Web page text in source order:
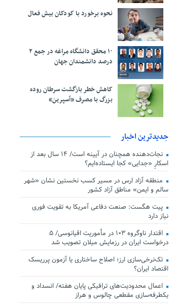
نحوه برخورد با کودکان بیش فعال
۱۰ محقق دانشگاه مراغه در جمع ۲
درصد دانشمندان جهان
کاهش خطر بازگشت سرطان روده
بزرگ با مصرف «آسپرین»
جدیدترین اخبار
نجات‌دهنده‌ همچنان در آیینه است/ ۱۴ سال بعد از
اسکارِ «جدایی» کجا ایستاده‌ایم؟
منطقه آزاد ارس در مسیر کسب نخستین نشان «شهر
سالم و ایمن» مناطق آزاد کشور
پیت هگست: صنعت دفاعی آمریکا به تقویت فوری
نیاز دارد
اقتدار ناوگروه ۱۰۳ در مأموریت‌ اقیانوسی/ ۵
درخواست ایران در رزمایش میلان تصویب شد
تک‌نرخی‌سازی ارز؛ اصلاح ساختاری یا آزمون پرریسک
اقتصاد ایران؟
اعمال محدودیت‌های ترافیکی پایان هفته/ انسداد و
یکطرفه‌سازی مقطعی چالوس و هراز